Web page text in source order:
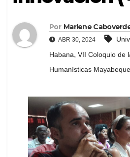
Por Marlene
ABR 30, 2024
Habana, VII Coloquio de
Humanísticas